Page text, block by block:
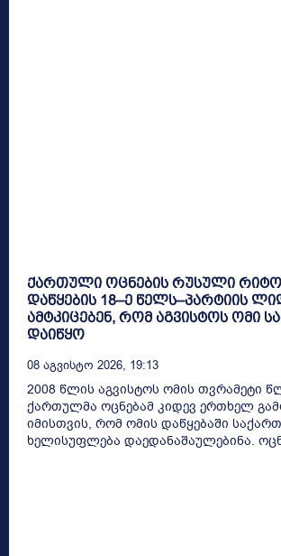
ქართული ოცნების რუსული
დაწყების 18–ე წელს–პარტიის
ამტკიცებენ, რომ აგვისტოს ომი
დაიწყო
08 Აგვისტო 2026, 19:13
2008 წლის აგვისტოს ომის თვრამეტი
ქართულმა ოცნებამ კიდევ ერთხელ
იმისთვის, რომ ომის დაწყებაში
ხელისუფლება დაედანაშაულებინა.